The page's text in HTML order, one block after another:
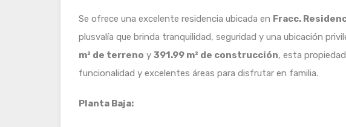
Se ofrece una excelente residencia ubicada en Fracc.
plusvalía que brinda tranquilidad, seguridad y una ubicación
m² de terreno y 391.99 m² de construcción, esta
funcionalidad y excelentes áreas para disfrutar en familia.
Planta Baja: